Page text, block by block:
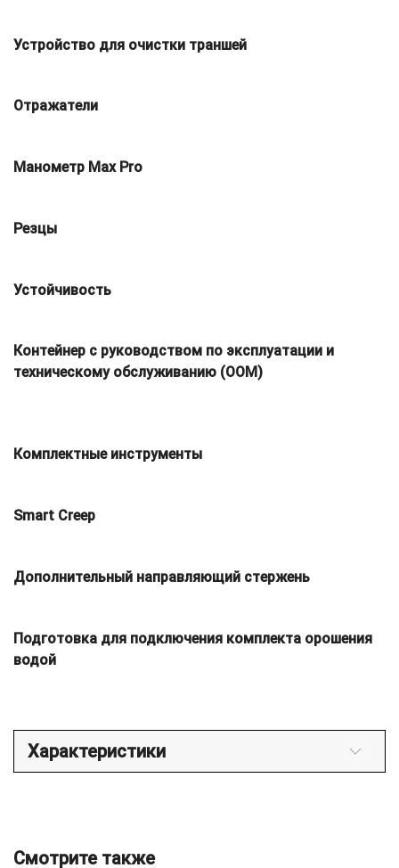
Устройство для очистки траншей
Отражатели
Манометр Max Pro
Резцы
Устойчивость
Контейнер с руководством по эксплуатации и
техническому обслуживанию (OOM)
Комплектные инструменты
Smart Creep
Дополнительный направляющий стержень
Подготовка для подключения комплекта орошения
водой
Характеристики
Смотрите также